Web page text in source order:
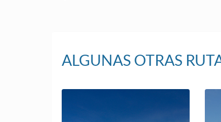
ALGUNAS OTRAS